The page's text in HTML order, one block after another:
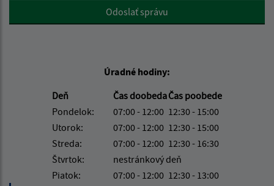
Google reCaptcha ResponseOdoslať správu
Úradné hodiny:
Deň
Čas doobedaČas poobede
Pondelok:
07:00 - 12:00 12:30 - 15:00
Utorok:
07:00 - 12:00 12:30 - 15:00
Streda:
07:00 - 12:00 12:30 - 16:30
Štvrtok:
nestránkový deň
Piatok:
07:00 - 12:00 12:30 - 13:00